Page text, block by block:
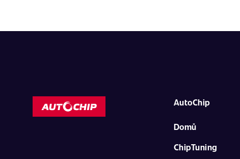
AutoChip
Domů
ChipTuning